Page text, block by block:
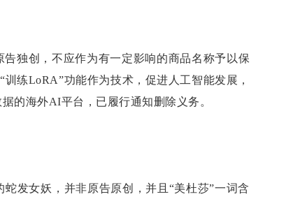
独创，不应作为有一定影响的商品名称予以保
练LoRA”功能作为技术，促进人工智能发展，
的海外AI平台，已履行通知删除义务。
发女妖，并非原告原创，并且“美杜莎”一词含